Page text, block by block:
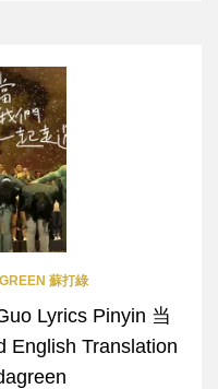
蘇打綠
Lyrics Pinyin 当
English Translation